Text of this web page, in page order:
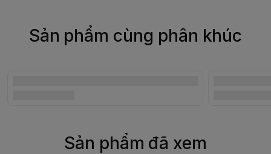
Sản phẩm cùng phân khúc
Sản phẩm đã xem